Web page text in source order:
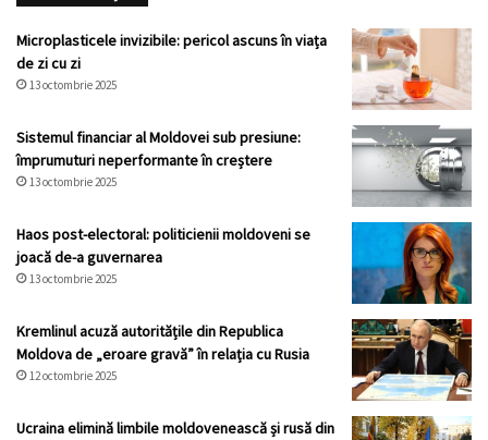
Microplasticele invizibile: pericol ascuns în viața
de zi cu zi
13 octombrie 2025
Sistemul financiar al Moldovei sub presiune:
împrumuturi neperformante în creștere
13 octombrie 2025
Haos post-electoral: politicienii moldoveni se
joacă de-a guvernarea
13 octombrie 2025
Kremlinul acuză autoritățile din Republica
Moldova de „eroare gravă” în relația cu Rusia
12 octombrie 2025
Ucraina elimină limbile moldovenească și rusă din